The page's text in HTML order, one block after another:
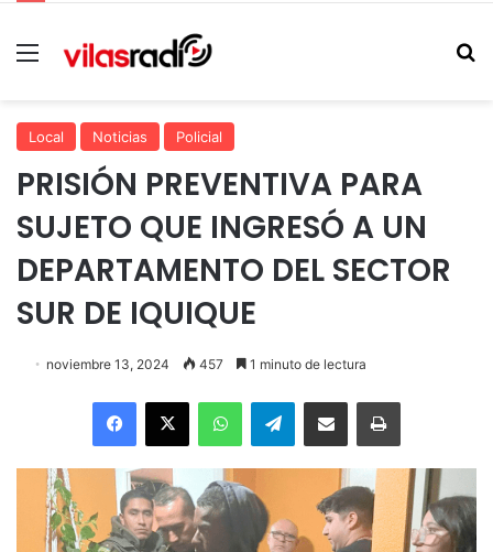
Menú
Local Noticias Policial
PRISIÓN PREVENTIVA PARA
SUJETO QUE INGRESÓ A UN
DEPARTAMENTO DEL SECTOR
SUR DE IQUIQUE
noviembre 13, 2024 457 1 minuto de lectura
Facebook
X WhatsAppTelegramEnviar vía email Imprimir